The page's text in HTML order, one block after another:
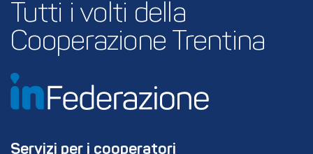
Tutti i volti della
Cooperazione Trentina
Servizi per i cooperatori